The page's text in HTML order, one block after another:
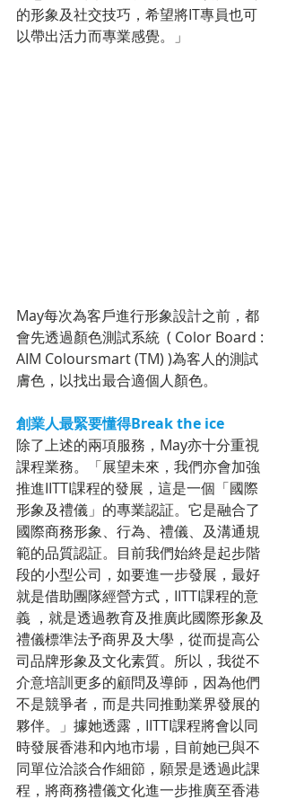
的形象及社交技巧，希望將IT專員也可
以帶出活力而專業感覺。」
May每次為客戶進行形象設計之前，都
會先透過顏色測試系統  ( Color Board :
AIM Coloursmart (TM) )為客人的測試
膚色，以找出最合適個人顏色。
創業人最緊要懂得Break the ice
除了上述的兩項服務，May亦十分重視
課程業務。「展望未來，我們亦會加強
推進IITTI課程的發展，這是一個「國際
形象及禮儀」的專業認証。它是融合了
國際商務形象、行為、禮儀、及溝通規
範的品質認証。目前我們始終是起步階
段的小型公司，如要進一步發展，最好
就是借助團隊經營方式，IITTI課程的意
義 ，就是透過教育及推廣此國際形象及
禮儀標準法予商界及大學，從而提高公
司品牌形象及文化素質。所以，我從不
介意培訓更多的顧問及導師，因為他們
不是競爭者，而是共同推動業界發展的
夥伴。」據她透露，IITTI課程將會以同
時發展香港和內地市場，目前她已與不
同單位洽談合作細節，願景是透過此課
程，將商務禮儀文化進一步推廣至香港